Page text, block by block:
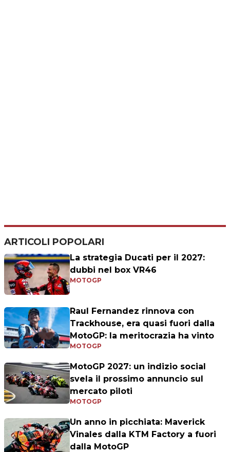
ARTICOLI POPOLARI
La strategia Ducati per il 2027:
dubbi nel box VR46
MOTOGP
Raul Fernandez rinnova con
Trackhouse, era quasi fuori dalla
MotoGP: la meritocrazia ha vinto
MOTOGP
MotoGP 2027: un indizio social
svela il prossimo annuncio sul
mercato piloti
MOTOGP
Un anno in picchiata: Maverick
Vinales dalla KTM Factory a fuori
dalla MotoGP